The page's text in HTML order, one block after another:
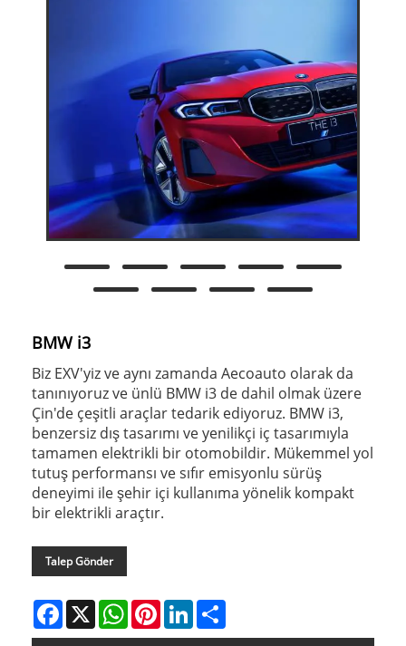
BMW i3
Biz EXV'yiz ve aynı zamanda Aecoauto olarak da
tanınıyoruz ve ünlü BMW i3 de dahil olmak üzere
Çin'de çeşitli araçlar tedarik ediyoruz. BMW i3,
benzersiz dış tasarımı ve yenilikçi iç tasarımıyla
tamamen elektrikli bir otomobildir. Mükemmel yol
tutuş performansı ve sıfır emisyonlu sürüş
deneyimi ile şehir içi kullanıma yönelik kompakt
bir elektrikli araçtır.
Talep Gönder
Facebook
X WhatsAppPinterestLinkedIn